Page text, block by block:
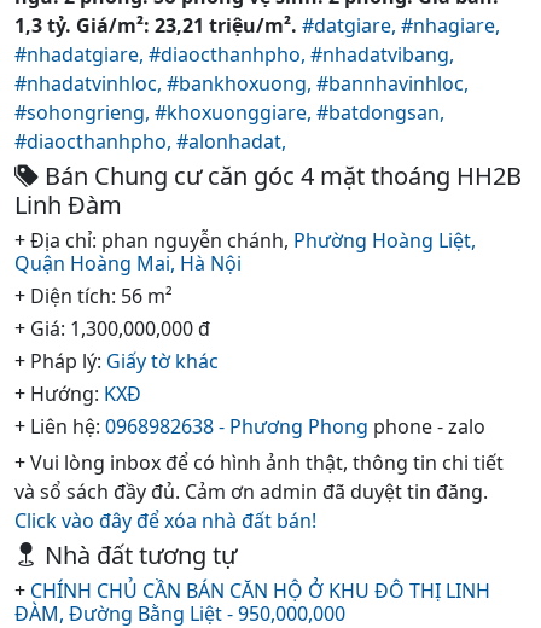
1,3 tỷ. Giá/m²: 23,21 triệu/m². #datgiare, #nhagiare,
#nhadatgiare, #diaocthanhpho, #nhadatvibang,
#nhadatvinhloc, #bankhoxuong, #bannhavinhloc,
#sohongrieng, #khoxuonggiare, #batdongsan,
#diaocthanhpho, #alonhadat,
Bán Chung cư căn góc 4 mặt thoáng HH2B
Linh Đàm
+ Địa chỉ: phan nguyễn chánh, Phường Hoàng Liệt,
Quận Hoàng Mai, Hà Nội
+ Diện tích: 56 m²
+ Giá: 1,300,000,000 đ
+ Pháp lý: Giấy tờ khác
+ Hướng: KXĐ
+ Liên hệ: 0968982638 - Phương Phong phone - zalo
+ Vui lòng inbox để có hình ảnh thật, thông tin chi tiết
và sổ sách đầy đủ. Cảm ơn admin đã duyệt tin đăng.
Click vào đây để xóa nhà đất bán!
Nhà đất tương tự
+ CHÍNH CHỦ CẦN BÁN CĂN HỘ Ở KHU ĐÔ THỊ LINH
ĐÀM, Đường Bằng Liệt - 950,000,000